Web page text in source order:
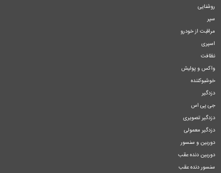
روشنایی
سپر
مراقبت از خودرو
اسپری
نظافت
واکس و پولیش
خوشبوکننده
دزدگیر
جی پی اس
دزدگیر تصویری
دزدگیر معمولی
دوربین و سنسور
دوربین دنده عقب
سنسور دنده عقب